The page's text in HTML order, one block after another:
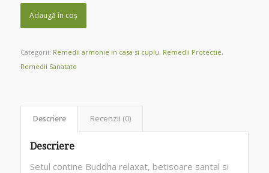
Adaugă în coș
Categorii: Remedii armonie in casa si cuplu, Remedii Protectie,
Remedii Sanatate
Descriere Recenzii (0)
Descriere
Setul contine Buddha relaxat, betisoare santal si